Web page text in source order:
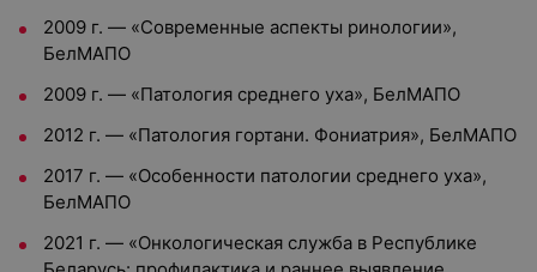
2009 г. — «Современные аспекты ринологии»,
БелМАПО
2009 г. — «Патология среднего уха», БелМАПО
2012 г. — «Патология гортани. Фониатрия», БелМАПО
2017 г. — «Особенности патологии среднего уха»,
БелМАПО
2021 г. — «Онкологическая служба в Республике